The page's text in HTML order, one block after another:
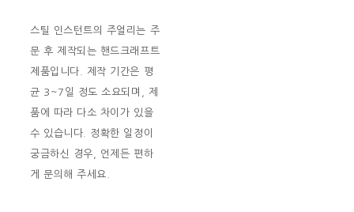
스틸 인스턴트의 주얼리는 주
문 후 제작되는 핸드크래프트
제품입니다. 제작 기간은 평
균 3~7일 정도 소요되며, 제
품에 따라 다소 차이가 있을
수 있습니다. 정확한 일정이
궁금하신 경우, 언제든 편하
게 문의해 주세요.